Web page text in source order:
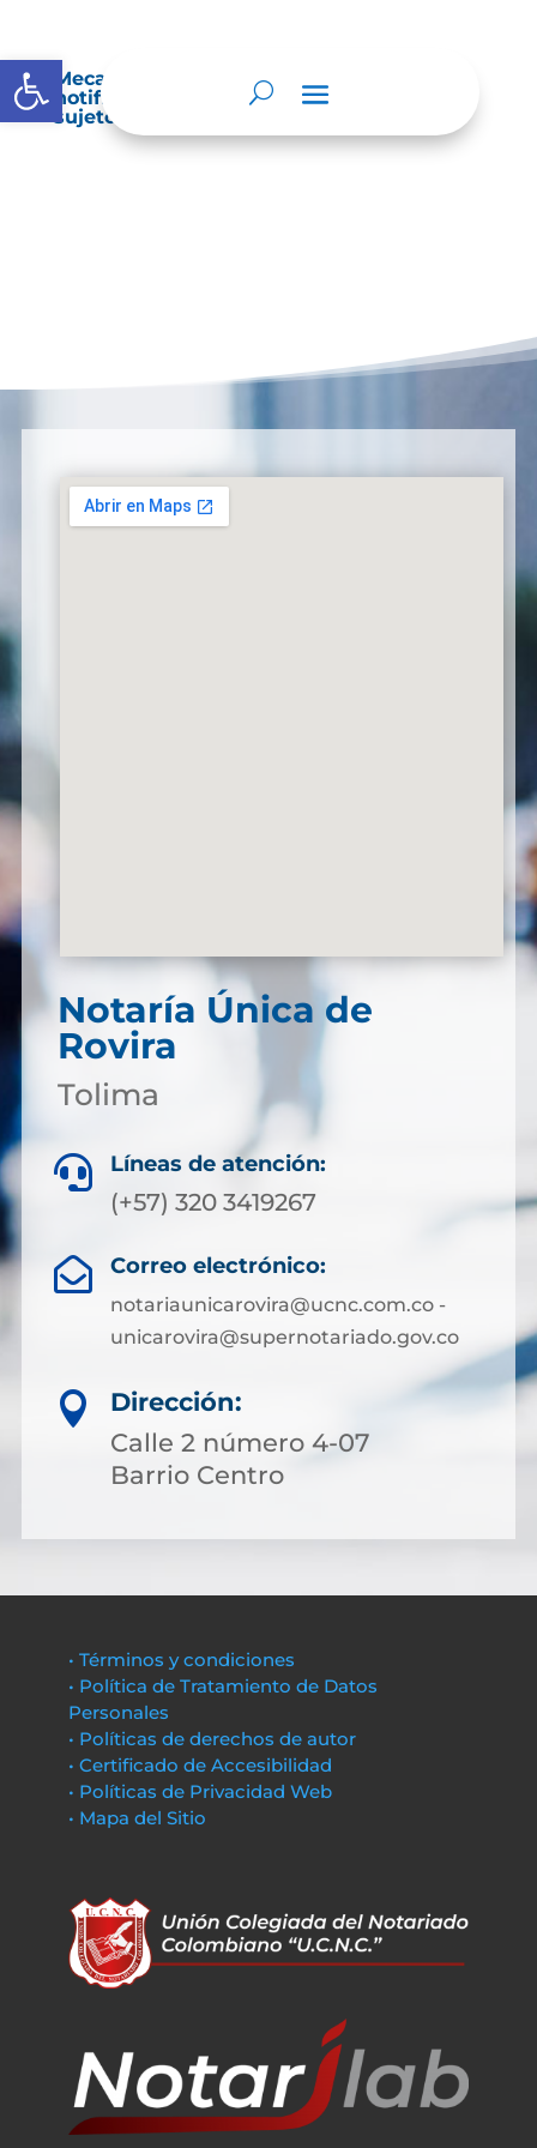
Abrir barra de herramientas
Mecanismos internos de supervisión,
notificación y vigilancia pertinente del
sujeto obligado
Notaría Única de
Rovira
Tolima
 Líneas de atención:
(+57) 320 3419267
 Correo electrónico:
notariaunicarovira@ucnc.com.co -
unicarovira@supernotariado.gov.co

Dirección:
Calle 2 número 4-07
Barrio Centro
• Términos y condiciones
• Política de Tratamiento de Datos
Personales
• Políticas de derechos de autor
• Certificado de Accesibilidad
• Políticas de Privacidad Web
• Mapa del Sitio